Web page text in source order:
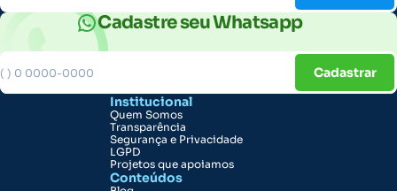
Cadastre seu Whatsapp
Cadastrar
Institucional
Quem Somos
Transparência
Segurança e Privacidade
LGPD
Projetos que apoiamos
Conteúdos